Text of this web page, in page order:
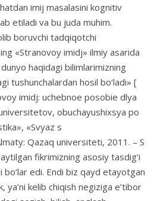
imij masalasini kognitiv
etiladi va bu juda muhim.
boruvchi tadqiqotchi
«Stranovoy imidj» ilmiy asarida
haqidagi bilimlarimizning
tushunchalardan hosil bo‘ladi» [
imidj: uchebnoe posobie dlya
obuchayushixsya po
«Svyaz s
Qazaq universitetі, 2011. – S
fikrimizning asosiy tasdig‘i
bo‘lar edi. Endi biz qayd etayotgan
ya’ni kelib chiqish negiziga e’tibor